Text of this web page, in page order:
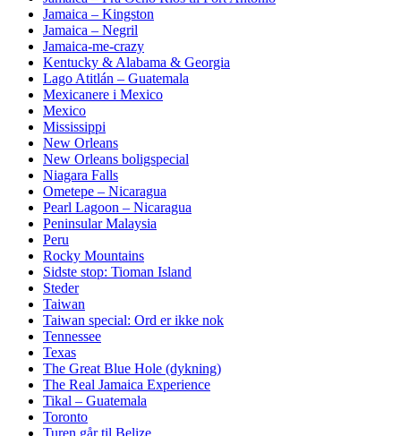
Jamaica – Kingston
Jamaica – Negril
Jamaica-me-crazy
Kentucky & Alabama & Georgia
Lago Atitlán – Guatemala
Mexicanere i Mexico
Mexico
Mississippi
New Orleans
New Orleans boligspecial
Niagara Falls
Ometepe – Nicaragua
Pearl Lagoon – Nicaragua
Peninsular Malaysia
Peru
Rocky Mountains
Sidste stop: Tioman Island
Steder
Taiwan
Taiwan special: Ord er ikke nok
Tennessee
Texas
The Great Blue Hole (dykning)
The Real Jamaica Experience
Tikal – Guatemala
Toronto
Turen går til Belize